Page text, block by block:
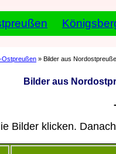
Ostpreußen » Bilder aus
Bilder aus
Bilder klicken.